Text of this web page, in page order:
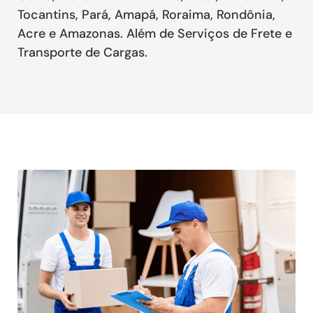
Tocantins, Pará, Amapá, Roraima, Rondônia,
Acre e Amazonas. Além de Serviços de Frete e
Transporte de Cargas.